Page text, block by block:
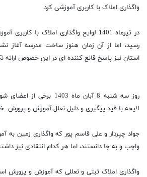
واگذاری املاک با کاربری آموزشی کرد.
در تیرماه 1401 لوایح واگذاری املاک با
رسید، اما از آن زمان هنوز ساخت مدرسه آغاز
استان نیز پاسخ قانع کننده ای در این خصوص ارائه
روز سه شنبه 8 آبان ماه
لایحه با قید پیگیری و دلیل تعلل آموزش و پرورش
جواد چپردار و علی قاسم پور که واگذاری زمین به
واجب و به جا دانستند، اما هر کدام انتقادی نیز
واگذاری املاک ثبتی و تعللی که آموزش و پرورش